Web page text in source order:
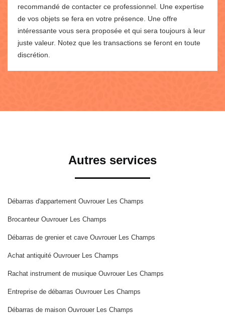
recommandé de contacter ce professionnel. Une expertise
de vos objets se fera en votre présence. Une offre
intéressante vous sera proposée et qui sera toujours à leur
juste valeur. Notez que les transactions se feront en toute
discrétion.
Autres services
Débarras d'appartement Ouvrouer Les Champs
Brocanteur Ouvrouer Les Champs
Débarras de grenier et cave Ouvrouer Les Champs
Achat antiquité Ouvrouer Les Champs
Rachat instrument de musique Ouvrouer Les Champs
Entreprise de débarras Ouvrouer Les Champs
Débarras de maison Ouvrouer Les Champs